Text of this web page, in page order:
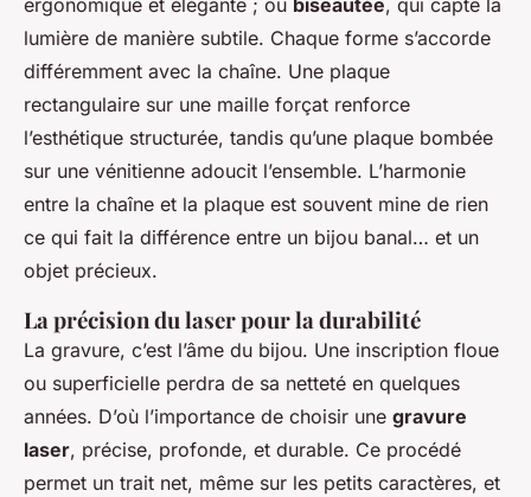
ergonomique et élégante ; ou biseautée, qui capte la
lumière de manière subtile. Chaque forme s’accorde
différemment avec la chaîne. Une plaque
rectangulaire sur une maille forçat renforce
l’esthétique structurée, tandis qu’une plaque bombée
sur une vénitienne adoucit l’ensemble. L’harmonie
entre la chaîne et la plaque est souvent mine de rien
ce qui fait la différence entre un bijou banal… et un
objet précieux.
La précision du laser pour la durabilité
La gravure, c’est l’âme du bijou. Une inscription floue
ou superficielle perdra de sa netteté en quelques
années. D’où l’importance de choisir une gravure
laser, précise, profonde, et durable. Ce procédé
permet un trait net, même sur les petits caractères, et